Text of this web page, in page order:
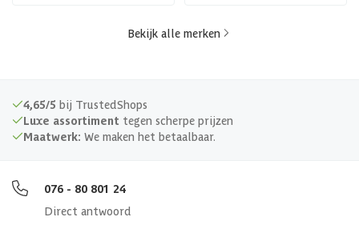
Bekijk alle merken
4,65/5 bij TrustedShops
Luxe assortiment tegen scherpe prijzen
Maatwerk: We maken het betaalbaar.
076 - 80 801 24
Direct antwoord